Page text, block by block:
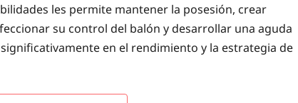
les permite mantener la posesión, crear
su control del balón y desarrollar una aguda
en el rendimiento y la estrategia de